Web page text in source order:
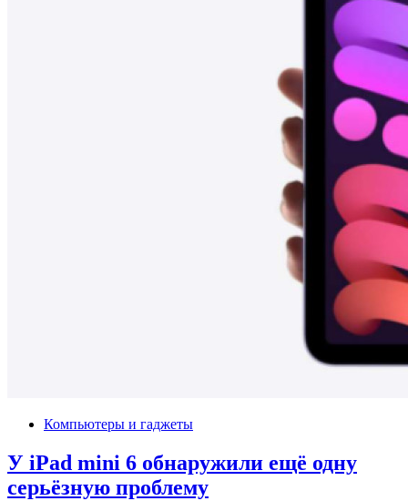
Компьютеры и гаджеты
У iPad mini 6 обнаружили ещё одну
серьёзную проблему